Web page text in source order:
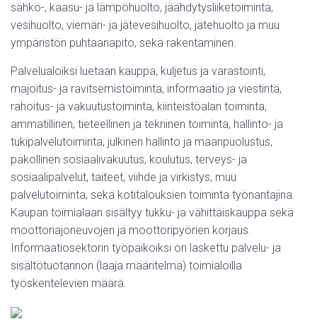
sähkö-, kaasu- ja lämpöhuolto, jäähdytysliiketoiminta,
vesihuolto, viemäri- ja jätevesihuolto, jätehuolto ja muu
ympäristön puhtaanapito, sekä rakentaminen.
Palvelualoiksi luetaan kauppa, kuljetus ja varastointi,
majoitus- ja ravitsemistoiminta, informaatio ja viestintä,
rahoitus- ja vakuutustoiminta, kiinteistöalan toiminta,
ammatillinen, tieteellinen ja tekninen toiminta, hallinto- ja
tukipalvelutoiminta, julkinen hallinto ja maanpuolustus,
pakollinen sosiaalivakuutus, koulutus, terveys- ja
sosiaalipalvelut, taiteet, viihde ja virkistys, muu
palvelutoiminta, sekä kotitalouksien toiminta työnantajina.
Kaupan toimialaan sisältyy tukku- ja vähittäiskauppa sekä
moottoriajoneuvojen ja moottoripyörien korjaus.
Informaatiosektorin työpaikoiksi on laskettu palvelu- ja
sisältötuotannon (laaja määritelmä) toimialoilla
työskentelevien määrä.